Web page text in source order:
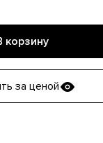
корзину
за ценой